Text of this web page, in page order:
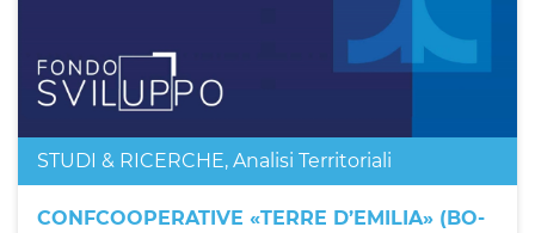
STUDI & RICERCHE, Analisi Territoriali
CONFCOOPERATIVE «TERRE D’EMILIA» (BO-